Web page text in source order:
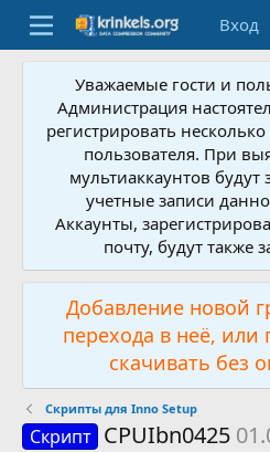
Вход
Уважаемые гости и
Администрация
регистрировать
пользователя. При
мультиаккаунтов
учетные записи
Аккаунты,
почту, будут также
Добавление новой
перехода в неё, или
скачивать без
Скрипты для Inno Setup
Скрипт CPUIbn0425